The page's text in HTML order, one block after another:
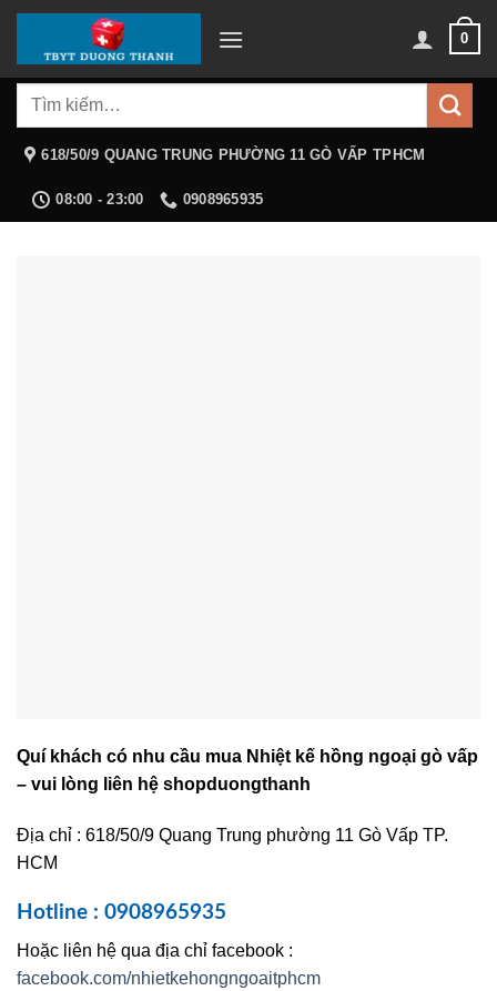
Chuyển
nội
dung
0
Tìm
618/50/9 QUANG TRUNG PHƯỜNG 11 GÒ VẤP TPHCM
08:00 - 23:00 0908965935
Quí khách có nhu cầu mua Nhiệt kế hồng ngoại gò vấp
– vui lòng liên hệ shopduongthanh
Địa chỉ : 618/50/9 Quang Trung phường 11 Gò Vấp TP.
HCM
Hotline : 0908965935
Hoặc liên hệ qua địa chỉ facebook :
facebook.com/nhietkehongngoaitphcm